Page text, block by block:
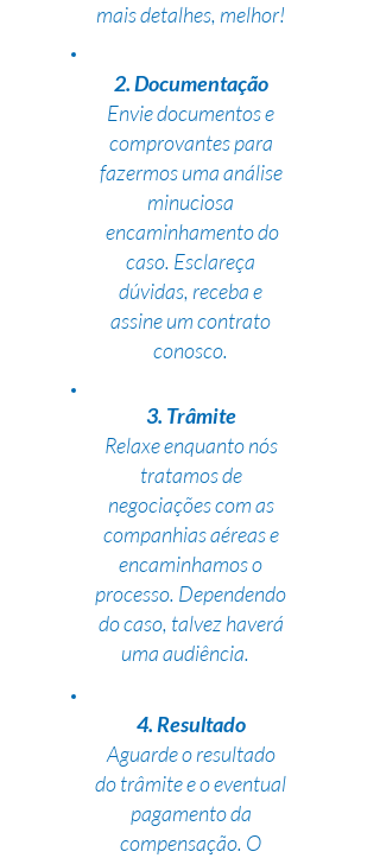
mais detalhes, melhor!
2. Documentação
Envie documentos e
comprovantes para
fazermos uma análise
minuciosa
encaminhamento do
caso. Esclareça
dúvidas, receba e
assine um contrato
conosco.
3. Trâmite
Relaxe enquanto nós
tratamos de
negociações com as
companhias aéreas e
encaminhamos o
processo. Dependendo
do caso, talvez haverá
uma audiência.
4. Resultado
Aguarde o resultado
do trâmite e o eventual
pagamento da
compensação. O